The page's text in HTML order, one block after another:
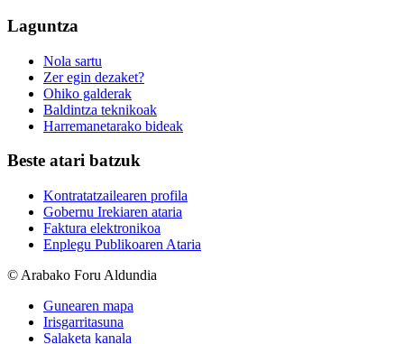
Laguntza
Nola sartu
Zer egin dezaket?
Ohiko galderak
Baldintza teknikoak
Harremanetarako bideak
Beste atari batzuk
Kontratatzailearen profila
Gobernu Irekiaren ataria
Faktura elektronikoa
Enplegu Publikoaren Ataria
© Arabako Foru Aldundia
Gunearen mapa
Irisgarritasuna
Salaketa kanala